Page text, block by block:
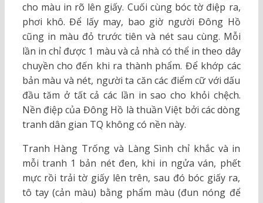
cho màu in rõ lên giấy. Cuối cùng bóc tờ điệp ra,
phơi khô. Để lấy may, bao giờ người Đông Hồ
cũng in màu đỏ trước tiên và nét sau cùng. Mỗi
lần in chỉ được 1 màu và cả nhà có thể in theo dây
chuyền cho đến khi ra thành phẩm. Để khớp các
bản màu và nét, người ta căn các điểm cữ với dấu
đầu tăm ở tất cả các lần in sao cho khỏi chệch.
Nền điệp của Đông Hồ là thuần Việt bởi các dòng
tranh dân gian TQ không có nền này.
Tranh Hàng Trống và Làng Sình chỉ khắc và in
mỗi tranh 1 bản nét đen, khi in ngửa ván, phết
mực rồi trải tờ giấy lên trên, sau đó bóc giấy ra,
tô tay (cản màu) bằng phẩm màu (đun nóng để